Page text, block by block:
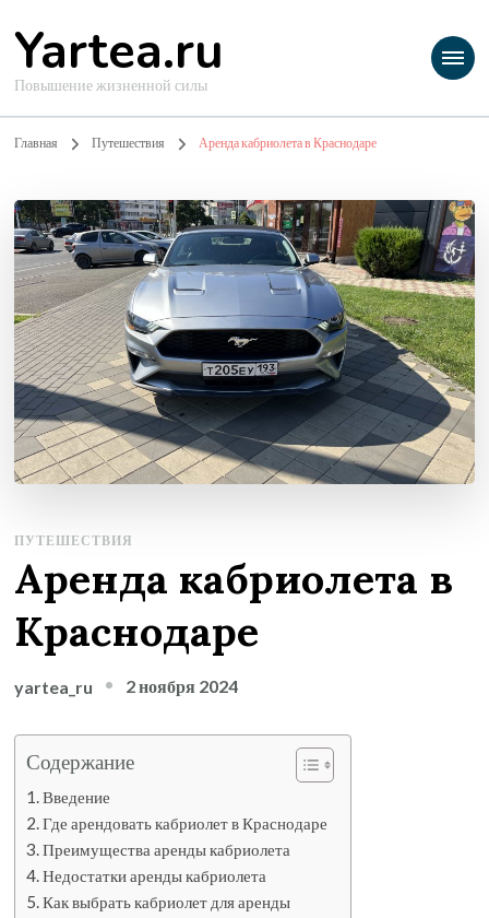
Yartea.ru
Повышение жизненной силы
Главная Путешествия Аренда кабриолета в Краснодаре
ПУТЕШЕСТВИЯ
Аренда кабриолета в
Краснодаре
yartea_ru 2 ноября 2024
Содержание
Введение
Где арендовать кабриолет в Краснодаре
Преимущества аренды кабриолета
Недостатки аренды кабриолета
Как выбрать кабриолет для аренды